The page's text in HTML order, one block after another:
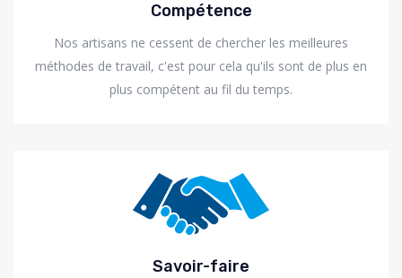
Compétence
Nos artisans ne cessent de chercher les meilleures
méthodes de travail, c'est pour cela qu'ils sont de plus en
plus compétent au fil du temps.
Savoir-faire